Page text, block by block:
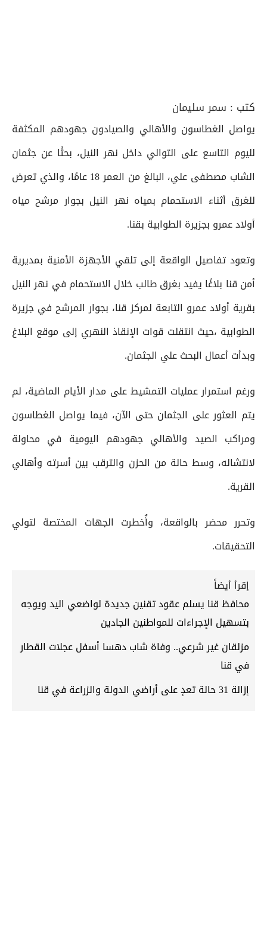
كتب : سمر سليمان
يواصل الغطاسون والأهالي والصيادون جهودهم المكثفة
لليوم التاسع على التوالي داخل نهر النيل، بحثًا عن جثمان
الشاب مصطفى علي، البالغ من العمر 18 عامًا، والذي تعرض
للغرق أثناء الاستحمام بمياه نهر النيل بجوار مرشح مياه
أولاد عمرو بجزيرة الطوابية بقنا.
وتعود تفاصيل الواقعة إلى تلقي الأجهزة الأمنية بمديرية
أمن قنا بلاغًا يفيد بغرق طالب خلال الاستحمام في نهر النيل
بقرية أولاد عمرو التابعة لمركز قنا، بجوار المرشح في جزيرة
الطوابية ،حيث انتقلت قوات الإنقاذ النهري إلى موقع البلاغ
وبدأت أعمال البحث علي الجثمان.
ورغم استمرار عمليات التمشيط على مدار الأيام الماضية، لم
يتم العثور على الجثمان حتى الآن، فيما يواصل الغطاسون
ومراكب الصيد والأهالي جهودهم اليومية في محاولة
لانتشاله، وسط حالة من الحزن والترقب بين أسرته وأهالي
القرية.
وتحرر محضر بالواقعة، وأُخطرت الجهات المختصة لتولي
التحقيقات.
إقرأ أيضاً
محافظ قنا يسلم عقود تقنين جديدة لواضعي اليد ويوجه
بتسهيل الإجراءات للمواطنين الجادين
مزلقان غير شرعي.. وفاة شاب دهسا أسفل عجلات القطار
في قنا
إزالة 31 حالة تعدٍ على أراضي الدولة والزراعة في قنا